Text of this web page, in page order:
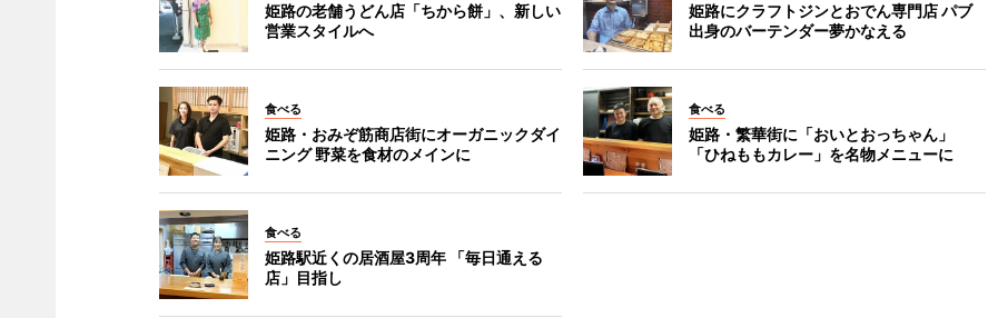
姫路の老舗うどん店「ちから餅」、新しい
営業スタイルへ
姫路にクラフトジンとおでん専門店 パブ
出身のバーテンダー夢かなえる
食べる
姫路・おみぞ筋商店街にオーガニックダイ
ニング 野菜を食材のメインに
食べる
姫路・繁華街に「おいとおっちゃん」
「ひねももカレー」を名物メニューに
食べる
姫路駅近くの居酒屋3周年 「毎日通える
店」目指し